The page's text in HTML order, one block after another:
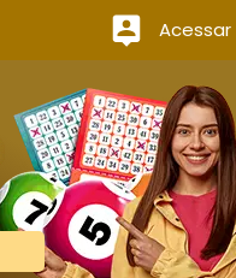
Acessar